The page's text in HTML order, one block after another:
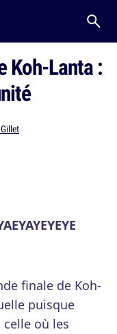
Koh-Lanta :
finale de Koh-
puisque
où les